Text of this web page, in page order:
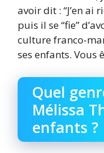
avoir dit : “J’en ai
puis il se “fie”
culture franco-
ses enfants. Vous
Quel
Mélissa
enfants ?